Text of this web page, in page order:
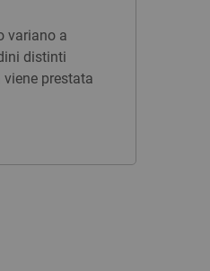
variano a
distinti
prestata